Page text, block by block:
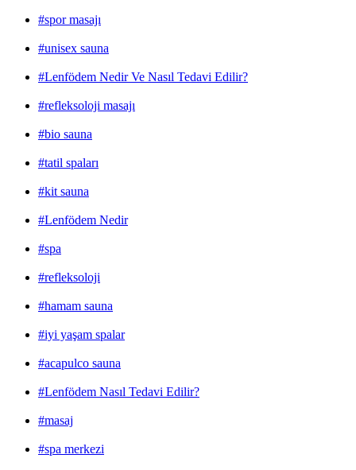
#spor masajı
#unisex sauna
#Lenfödem Nedir Ve Nasıl Tedavi Edilir?
#refleksoloji masajı
#bio sauna
#tatil spaları
#kit sauna
#Lenfödem Nedir
#spa
#refleksoloji
#hamam sauna
#iyi yaşam spalar
#acapulco sauna
#Lenfödem Nasıl Tedavi Edilir?
#masaj
#spa merkezi